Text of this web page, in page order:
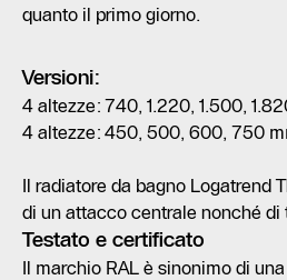
quanto il primo giorno.
Versioni:
4 altezze: 740, 1.220, 1.500,
4 altezze: 450, 500, 600, 750
Il radiatore da bagno Logatrend
di un attacco centrale nonché di
Testato e certificato
Il marchio RAL è sinonimo di